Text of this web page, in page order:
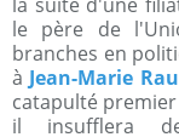
le père de
branches en
à Jean-Marie
catapulté
il insufflera